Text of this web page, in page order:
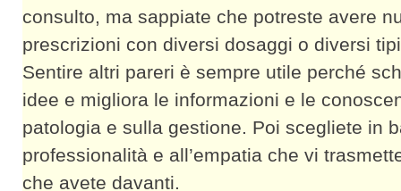
consulto, ma sappiate che potreste avere
prescrizioni con diversi dosaggi o diversi
Sentire altri pareri è sempre utile perché
idee e migliora le informazioni e le
patologia e sulla gestione. Poi scegliete in
professionalità e all’empatia che vi
che avete davanti.